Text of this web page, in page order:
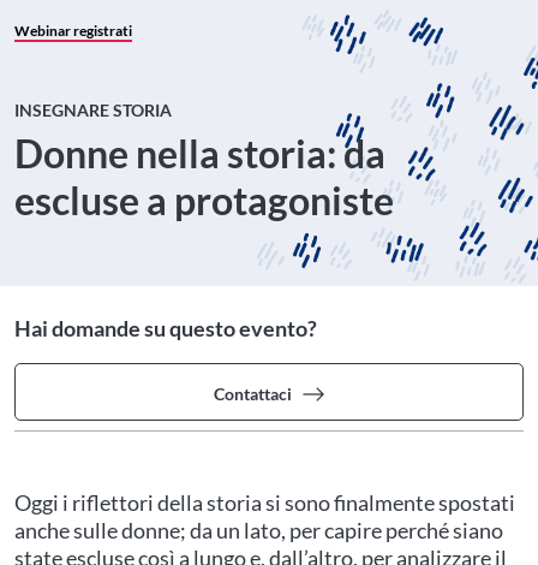
Webinar registrati
INSEGNARE STORIA
Donne nella storia: da
escluse a protagoniste
Hai domande su questo evento?
Contattaci
Oggi i riflettori della storia si sono finalmente spostati
anche sulle donne; da un lato, per capire perché siano
state escluse così a lungo e, dall’altro, per analizzare il